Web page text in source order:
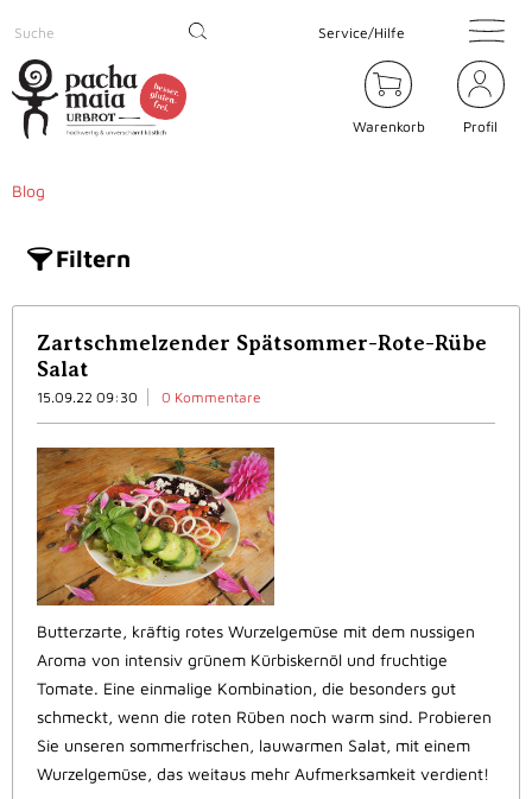
Service/Hilfe
Warenkorb Profil
Blog
Filtern
Zartschmelzender Spätsommer-Rote-Rübe
Salat
15.09.22 09:30 0 Kommentare
Butterzarte, kräftig rotes Wurzelgemüse mit dem nussigen
Aroma von intensiv grünem Kürbiskernöl und fruchtige
Tomate. Eine einmalige Kombination, die besonders gut
schmeckt, wenn die roten Rüben noch warm sind. Probieren
Sie unseren sommerfrischen, lauwarmen Salat, mit einem
Wurzelgemüse, das weitaus mehr Aufmerksamkeit verdient!